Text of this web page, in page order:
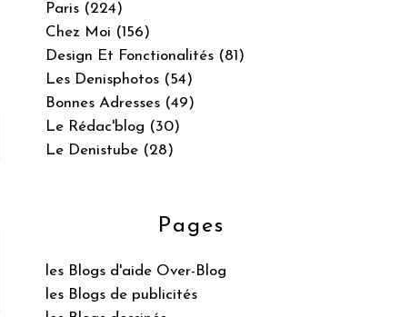
Paris (224)
Chez Moi (156)
Design Et Fonctionalités (81)
Les Denisphotos (54)
Bonnes Adresses (49)
Le Rédac'blog (30)
Le Denistube (28)
Pages
les Blogs d'aide Over-Blog
les Blogs de publicités